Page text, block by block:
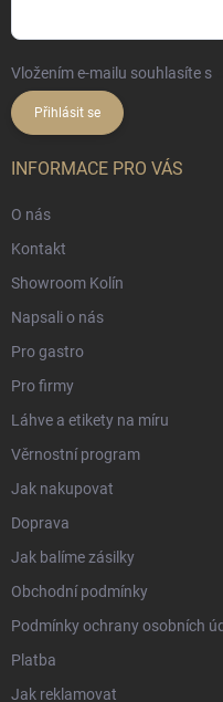
Vložením e-mailu souhlasíte s
Přihlásit se
INFORMACE PRO VÁS
O nás
Kontakt
Showroom Kolín
Napsali o nás
Pro gastro
Pro firmy
Láhve a etikety na míru
Věrnostní program
Jak nakupovat
Doprava
Jak balíme zásilky
Obchodní podmínky
Podmínky ochrany osobních
Platba
Jak reklamovat